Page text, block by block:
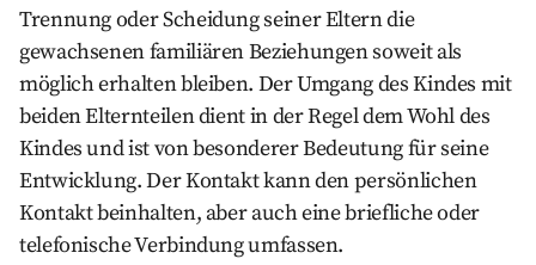
Trennung oder Scheidung seiner Eltern die
gewachsenen familiären Beziehungen soweit als
möglich erhalten bleiben. Der Umgang des Kindes mit
beiden Elternteilen dient in der Regel dem Wohl des
Kindes und ist von besonderer Bedeutung für seine
Entwicklung. Der Kontakt kann den persönlichen
Kontakt beinhalten, aber auch eine briefliche oder
telefonische Verbindung umfassen.